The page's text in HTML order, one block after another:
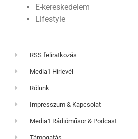
E-kereskedelem
Lifestyle
RSS feliratkozás
Media1 Hírlevél
Rólunk
Impresszum & Kapcsolat
Media1 Rádióműsor & Podcast